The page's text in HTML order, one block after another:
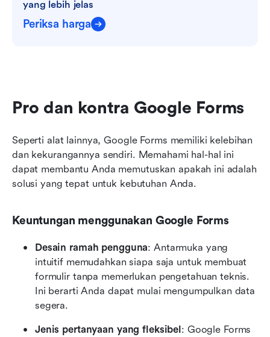
yang lebih jelas
Periksa harga
Pro dan kontra Google Forms
Seperti alat lainnya, Google Forms memiliki kelebihan
dan kekurangannya sendiri. Memahami hal-hal ini
dapat membantu Anda memutuskan apakah ini adalah
solusi yang tepat untuk kebutuhan Anda.
Keuntungan menggunakan Google Forms
Desain ramah pengguna: Antarmuka yang
intuitif memudahkan siapa saja untuk membuat
formulir tanpa memerlukan pengetahuan teknis.
Ini berarti Anda dapat mulai mengumpulkan data
segera.
Jenis pertanyaan yang fleksibel: Google Forms